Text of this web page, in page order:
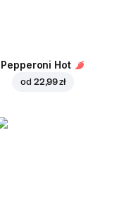
Pepperoni Hot
od 22,99 zł